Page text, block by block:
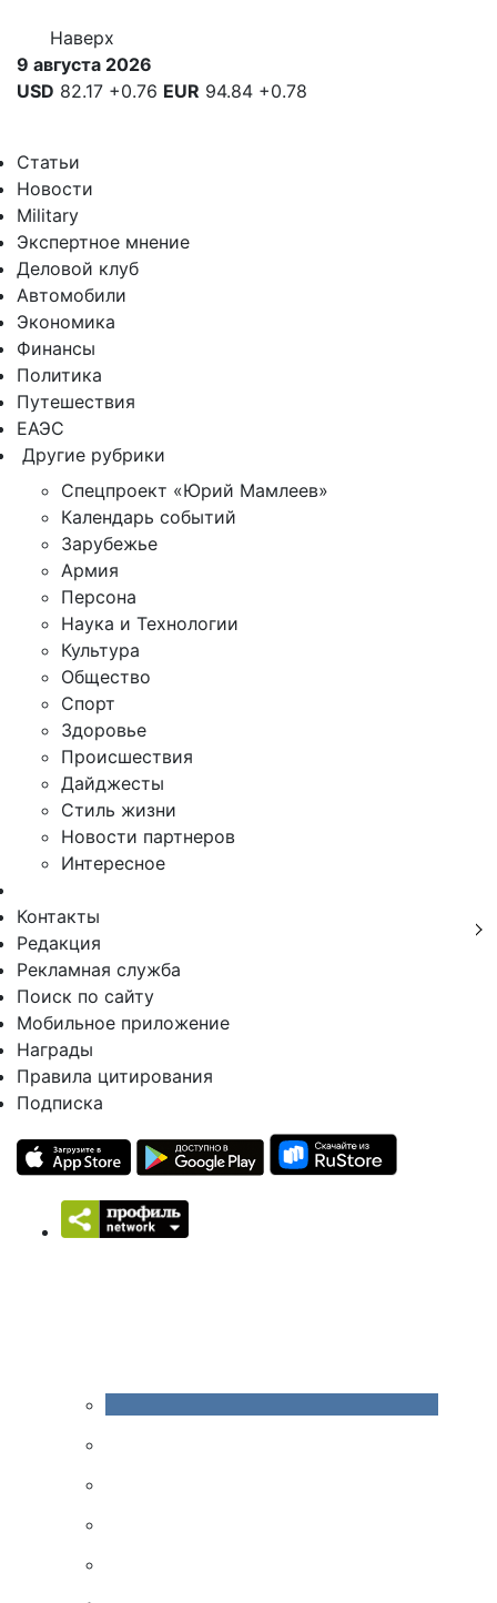
Наверх
9 августа 2026
USD 82.17 +0.76 EUR 94.84 +0.78
Статьи
Новости
Military
Экспертное мнение
Деловой клуб
Автомобили
Экономика
Финансы
Политика
Путешествия
ЕАЭС
Другие рубрики
Спецпроект «Юрий Мамлеев»
Календарь событий
Зарубежье
Армия
Персона
Наука и Технологии
Культура
Общество
Спорт
Здоровье
Происшествия
Дайджесты
Стиль жизни
Новости партнеров
Интересное
Контакты
Редакция
Рекламная служба
Поиск по сайту
Мобильное приложение
Награды
Правила цитирования
Подписка